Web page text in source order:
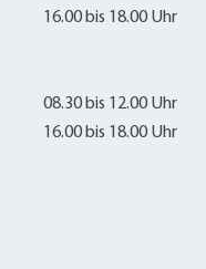
16.00 bis 18.00 Uhr
08.30 bis 12.00 Uhr
16.00 bis 18.00 Uhr